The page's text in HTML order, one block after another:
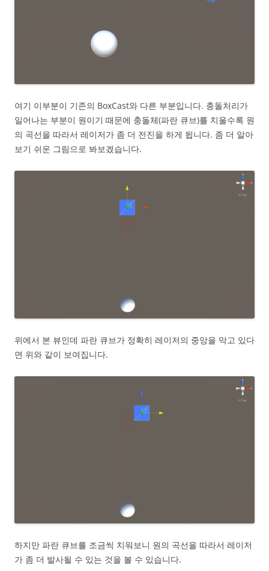
여기 이부분이 기존의 BoxCast와 다른 부분입니다. 충돌처리가
일어나는 부분이 원이기 때문에 충돌체(파란 큐브)를 치울수록 원
의 곡선을 따라서 레이저가 좀 더 전진을 하게 됩니다. 좀 더 알아
보기 쉬운 그림으로 봐보겠습니다.
위에서 본 뷰인데 파란 큐브가 정확히 레이저의 중앙을 막고 있다
면 위와 같이 보여집니다.
하지만 파란 큐브를 조금씩 치워보니 원의 곡선을 따라서 레이저
가 좀 더 발사될 수 있는 것을 볼 수 있습니다.